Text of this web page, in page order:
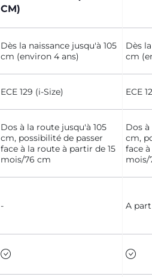
CM)
Dès la naissance jusqu'à 105
cm (environ 4 ans)
Dès
cm
ECE 129 (i-Size) ECE
Dos à la route jusqu'à 105
cm, possibilité de passer
face à la route à partir de 15
mois/76 cm
Dos
cm,
face
mois/
- A